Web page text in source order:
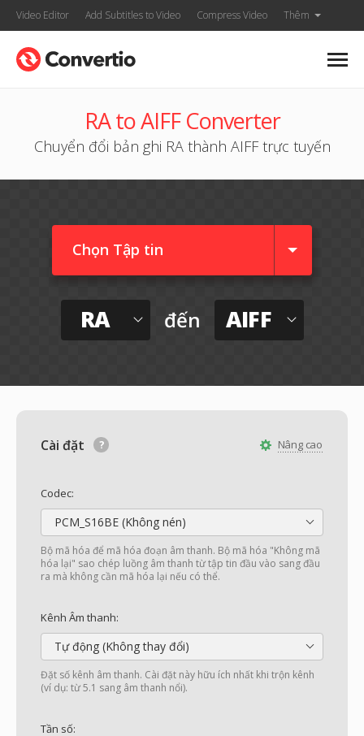
Video Editor Add Subtitles to Video Compress Video Thêm
RA to AIFF Converter
Chuyển đổi bản ghi RA thành AIFF trực tuyến
Chọn Tập tin
RA đến AIFF
Nâng cao
Cài đặt
Codec:
PCM_S16BE (Không nén)
Bộ mã hóa để mã hóa đoạn âm thanh. Bộ mã hóa "Không mã
hóa lại" sao chép luồng âm thanh từ tập tin đầu vào sang đầu
ra mà không cần mã hóa lại nếu có thể.
Kênh Âm thanh:
Tự động (Không thay đổi)
Đặt số kênh âm thanh. Cài đặt này hữu ích nhất khi trộn kênh
(ví dụ: từ 5.1 sang âm thanh nổi).
Tần số: